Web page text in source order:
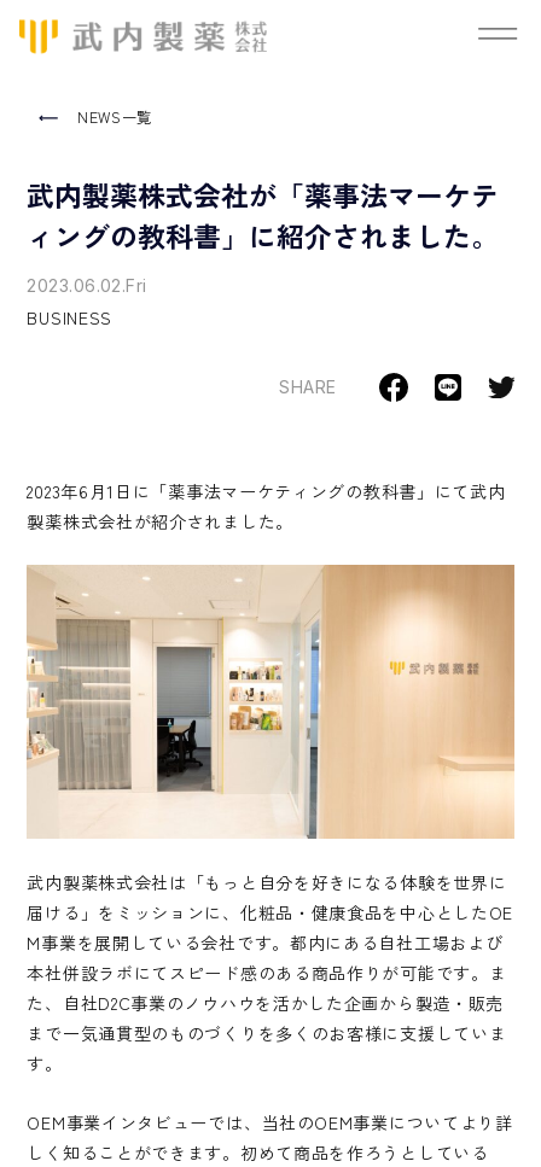
NEWS一覧
武内製薬株式会社が「薬事法マーケテ
ィングの教科書」に紹介されました。
2023.06.02.Fri
BUSINESS
SHARE
2023年6月1日に「薬事法マーケティングの教科書」にて武内
製薬株式会社が紹介されました。
武内製薬株式会社は「もっと自分を好きになる体験を世界に
届ける」をミッションに、化粧品・健康食品を中心としたOE
M事業を展開している会社です。都内にある自社工場および
本社併設ラボにてスピード感のある商品作りが可能です。ま
た、自社D2C事業のノウハウを活かした企画から製造・販売
まで一気通貫型のものづくりを多くのお客様に支援していま
す。
OEM事業インタビューでは、当社のOEM事業についてより詳
しく知ることができます。初めて商品を作ろうとしている